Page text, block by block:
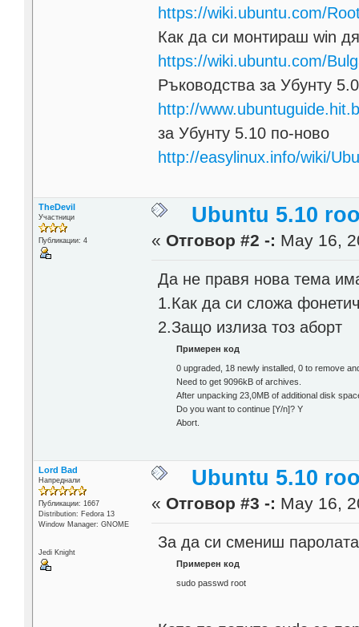
https://wiki.ubuntu.com/
Как да си монтираш win
https://wiki.ubuntu.com/
Ръководства за Убунту
http://
за Убунту 5.10 по-ново
http://easylinux.info/wiki/
TheDevil
Участници
Публикации: 4
Ubuntu 5.10
« Отговор #2 -: May 16,
Да не правя нова тема
1.Как да си сложа
2.Защо излиза тоз аборт
Примерен код
0 upgraded, 18 newly installed, 0 to remove
Need to get 9096kB of archives.
After unpacking 23,0MB of additional disk
Do you want to continue [Y/n]? Y
Abort.
Lord Bad
Напреднали
Публикации: 1667
Distribution: Fedora 13
Window Manager: GNOME
Jedi Knight
Ubuntu 5.10
« Отговор #3 -: May 16,
За да си смениш
Примерен код
sudo passwd root